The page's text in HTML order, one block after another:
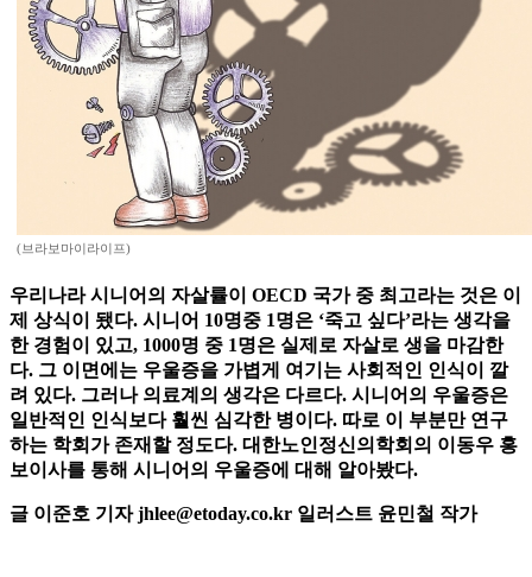
(브라보마이라이프)
우리나라 시니어의 자살률이 OECD 국가 중 최고라는 것은 이
제 상식이 됐다. 시니어 10명중 1명은 ‘죽고 싶다’라는 생각을
한 경험이 있고, 1000명 중 1명은 실제로 자살로 생을 마감한
다. 그 이면에는 우울증을 가볍게 여기는 사회적인 인식이 깔
려 있다. 그러나 의료계의 생각은 다르다. 시니어의 우울증은
일반적인 인식보다 훨씬 심각한 병이다. 따로 이 부분만 연구
하는 학회가 존재할 정도다. 대한노인정신의학회의 이동우 홍
보이사를 통해 시니어의 우울증에 대해 알아봤다.
글 이준호 기자 jhlee@etoday.co.kr 일러스트 윤민철 작가